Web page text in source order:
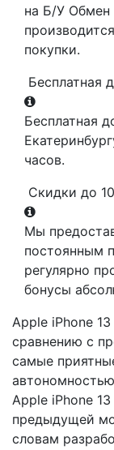
на Б/У Обмен
покупки.
Бесплатная
Бесплатная
часов.
Скидки до
Мы
постоянным
регулярно
бонусы
Apple iPhone
сравнению с
самые
Apple iPhone
предыдущей
словам